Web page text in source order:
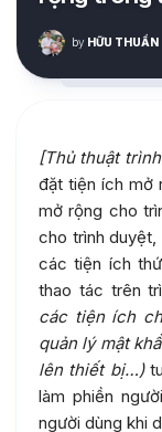
by HỮU THUẦN
[Thủ thuật
đặt tiện ích mở
mở rộng cho
cho trình
các tiện ích
thao tác trên
các tiện ích
quản lý mật
lên thiết bị…)
làm phiền
người dùng khi